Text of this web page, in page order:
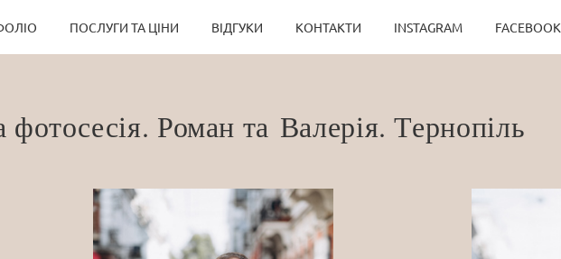
ПОСЛУГИ ТА ЦІНИ ВІДГУКИ КОНТАКТИ INSTAGRAM FACEBOOK
фотосесія. Роман та Валерія. Тернопіль